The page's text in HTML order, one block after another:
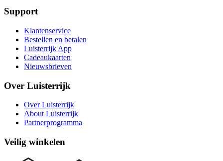
Support
Klantenservice
Bestellen en betalen
Luisterrijk App
Cadeaukaarten
Nieuwsbrieven
Over Luisterrijk
Over Luisterrijk
About Luisterrijk
Partnerprogramma
Veilig winkelen